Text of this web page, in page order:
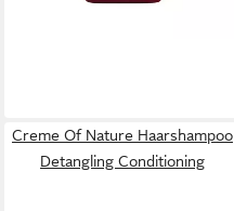
Creme Of Nature Haarshampoo
Detangling Conditioning